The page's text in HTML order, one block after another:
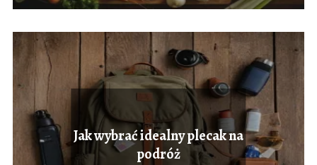
Jak wybrać idealny plecak na
podróż